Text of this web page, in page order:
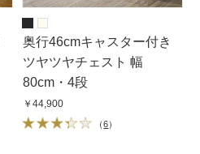
奥行46cmキャスター付き
ツヤツヤチェスト 幅
80cm・4段
￥44,900
（6）